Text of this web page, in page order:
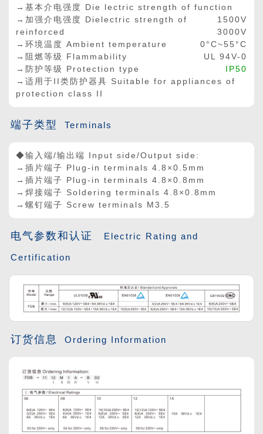
→基本介电强度 Die lectric strength of function
1500V
→加强介电强度 Dielectric strength of
reinforced
3000V
→环境温度 Ambient temperature
0°C~55°C
→阻燃等级 Flammability
UL 94V-0
→防护等级 Protection type
IP50
→适用于II类防护器具 Suitable for appliances of
protection class II
端子类型 Terminals
◆输入端/输出端 Input side/Output side:
→插片端子 Plug-in terminals 4.8×0.5mm
→插片端子 Plug-in terminals 4.8 × 0.8mm
→焊接端子 Soldering terminals 4.8 × 0.8mm
→螺钉端子 Screw terminals M3.5
电气参数和认证 Electric Rating and
Certification
订货信息 Ordering Information